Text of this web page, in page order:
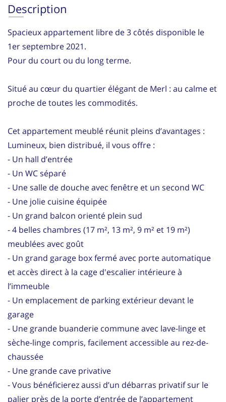
Description
Spacieux appartement libre de 3 côtés disponible le
1er septembre 2021.
Pour du court ou du long terme.
Situé au cœur du quartier élégant de Merl : au calme et
proche de toutes les commodités.
Cet appartement meublé réunit pleins d’avantages :
Lumineux, bien distribué, il vous offre :
- Un hall d’entrée
- Un WC séparé
- Une salle de douche avec fenêtre et un second WC
- Une jolie cuisine équipée
- Un grand balcon orienté plein sud
- 4 belles chambres (17 m², 13 m², 9 m² et 19 m²)
meublées avec goût
- Un grand garage box fermé avec porte automatique
et accès direct à la cage d'escalier intérieure à
l’immeuble
- Un emplacement de parking extérieur devant le
garage
- Une grande buanderie commune avec lave-linge et
sèche-linge compris, facilement accessible au rez-de-
chaussée
- Une grande cave privative
- Vous bénéficierez aussi d’un débarras privatif sur le
palier près de la porte d’entrée de l’appartement